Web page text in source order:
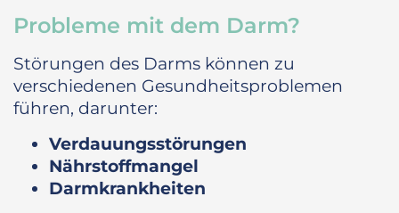
Probleme mit dem Darm?
Störungen des Darms können zu
verschiedenen Gesundheitsproblemen
führen, darunter:
Verdauungsstörungen
Nährstoffmangel
Darmkrankheiten